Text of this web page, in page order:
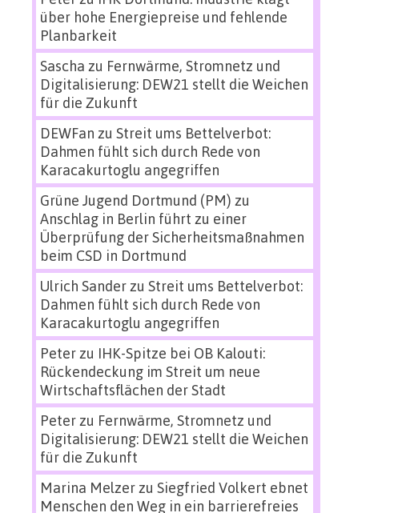
über hohe Energiepreise und fehlende
Planbarkeit
Sascha zu Fernwärme, Stromnetz und
Digitalisierung: DEW21 stellt die Weichen
für die Zukunft
DEWFan zu Streit ums Bettelverbot:
Dahmen fühlt sich durch Rede von
Karacakurtoglu angegriffen
Grüne Jugend Dortmund (PM) zu
Anschlag in Berlin führt zu einer
Überprüfung der Sicherheitsmaßnahmen
beim CSD in Dortmund
Ulrich Sanderzu Streit ums Bettelverbot:
Dahmen fühlt sich durch Rede von
Karacakurtoglu angegriffen
Peterzu IHK-Spitze bei OB Kalouti:
Rückendeckung im Streit um neue
Wirtschaftsflächen der Stadt
Peterzu Fernwärme, Stromnetz und
Digitalisierung: DEW21 stellt die Weichen
für die Zukunft
Marina Melzerzu Siegfried Volkert ebnet
Menschen den Weg in ein barrierefreies